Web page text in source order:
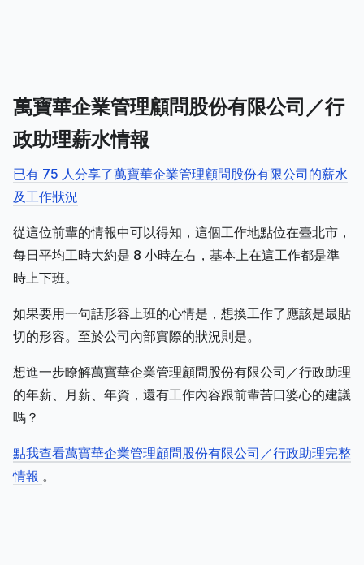
萬寶華企業管理顧問股份有限公司／行
政助理薪水情報
已有 75 人分享了萬寶華企業管理顧問股份有限公司的薪水
及工作狀況
從這位前輩的情報中可以得知，這個工作地點位在臺北市，
每日平均工時大約是 8 小時左右，基本上在這工作都是準
時上下班。
如果要用一句話形容上班的心情是，想換工作了應該是最貼
切的形容。至於公司內部實際的狀況則是。
想進一步瞭解萬寶華企業管理顧問股份有限公司／行政助理
的年薪、月薪、年資，還有工作內容跟前輩苦口婆心的建議
嗎？
點我查看萬寶華企業管理顧問股份有限公司／行政助理完整
情報 。